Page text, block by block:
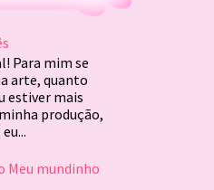
Para mim se
arte, quanto
estiver mais
produção,
Meu mundinho